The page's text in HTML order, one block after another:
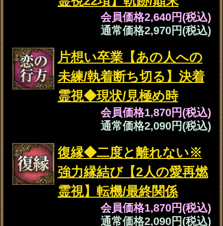
会員価格1,980円(税込)
通常価格2,200円(税込)
トップページに戻る
新着占い
新着リリース占いコンテンツ
名×暦で現実掌握≪国賓/各界VIPも命託す的
中奥儀≫鳥海式天命術
魂の本音が聴こえる！【運命結びの奇跡霊